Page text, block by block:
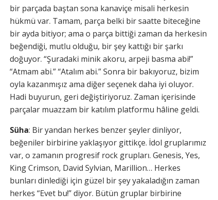
bir parçada baştan sona kanaviçe misali herkesin
hükmü var. Tamam, parça belki bir saatte biteceğine
bir ayda bitiyor; ama o parça bittiği zaman da herkesin
beğendiği, mutlu olduğu, bir şey kattığı bir şarkı
doğuyor. “Şuradaki minik akoru, arpeji basma abi!”
“Atmam abi.” “Atalım abi.” Sonra bir bakıyoruz, bizim
oyla kazanmışız ama diğer seçenek daha iyi oluyor.
Hadi buyurun, geri değiştiriyoruz. Zaman içerisinde
parçalar muazzam bir katılım platformu hâline geldi.
Süha: Bir yandan herkes benzer şeyler dinliyor,
beğeniler birbirine yaklaşıyor gittikçe. İdol gruplarımız
var, o zamanın progresif rock grupları. Genesis, Yes,
King Crimson, David Sylvian, Marillion… Herkes
bunları dinlediği için güzel bir şey yakaladığın zaman
herkes “Evet bu!” diyor. Bütün gruplar birbirine